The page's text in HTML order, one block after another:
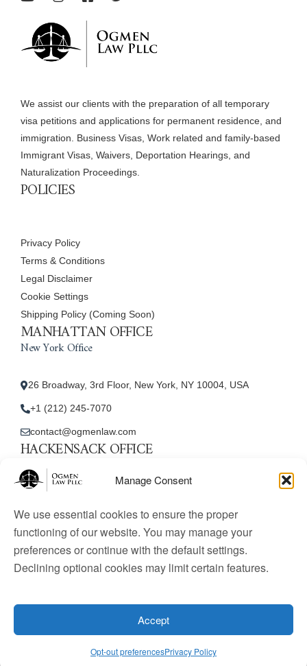
Manage Consent
We use essential cookies to ensure the proper
functioning of our website. You may manage your
preferences or continue with the default settings.
Declining optional cookies may limit certain features.
Accept
Opt-out preferencesPrivacy Policy
We assist our clients with the preparation of all temporary
visa petitions and applications for permanent residence, and
immigration. Business Visas, Work related and family-based
Immigrant Visas, Waivers, Deportation Hearings, and
Naturalization Proceedings.
POLICIES
Privacy Policy
Terms & Conditions
Legal Disclaimer
Cookie Settings
Shipping Policy (Coming Soon)
MANHATTAN OFFICE
New York Office
26 Broadway, 3rd Floor, New York, NY 10004, USA
+1 (212) 245-7070
contact@ogmenlaw.com
HACKENSACK OFFICE
New Jersey Office
contact@ogmenlaw.com
content is for informational purposes only and does not
constitute legal advice.